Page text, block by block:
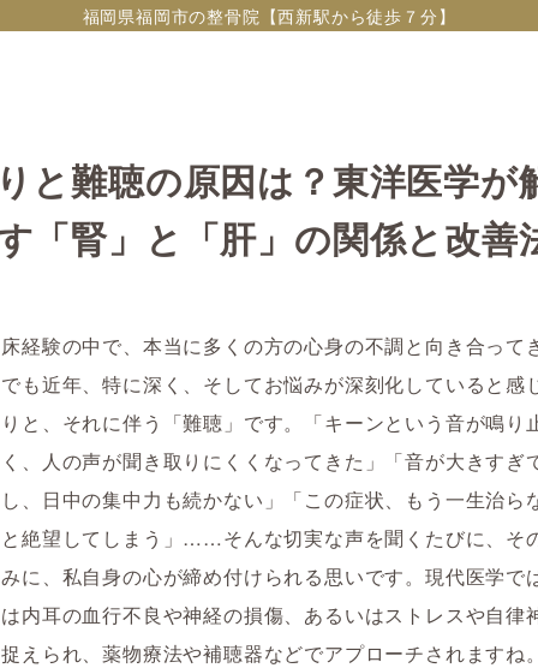
福岡県福岡市の整骨院【西新駅から徒歩７分】
と難聴の原因は？東洋医学が
「腎」と「肝」の関係と改善
経験の中で、本当に多くの方の心身の不調と向き合って
も近年、特に深く、そしてお悩みが深刻化していると感
と、それに伴う「難聴」です。「キーンという音が鳴り
、人の声が聞き取りにくくなってきた」「音が大きすぎ
、日中の集中力も続かない」「この症状、もう一生治ら
絶望してしまう」……そんな切実な声を聞くたびに、そ
に、私自身の心が締め付けられる思いです。現代医学で
内耳の血行不良や神経の損傷、あるいはストレスや自律
えられ、薬物療法や補聴器などでアプローチされますね